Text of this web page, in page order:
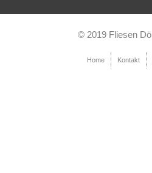
© 2019 Fliesen
Home Kontakt